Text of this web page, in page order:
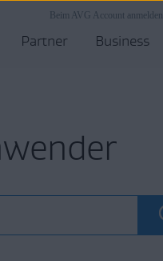
Beim AVG Account anmelden
Partner Business